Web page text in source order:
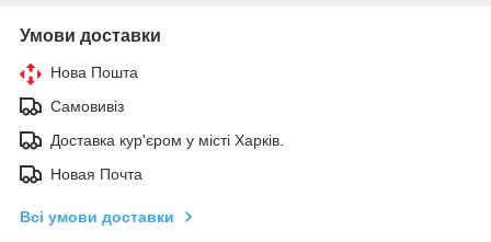
Умови доставки
Нова Пошта
Самовивіз
Доставка кур'єром у місті Харків.
Новая Почта
Всі умови доставки